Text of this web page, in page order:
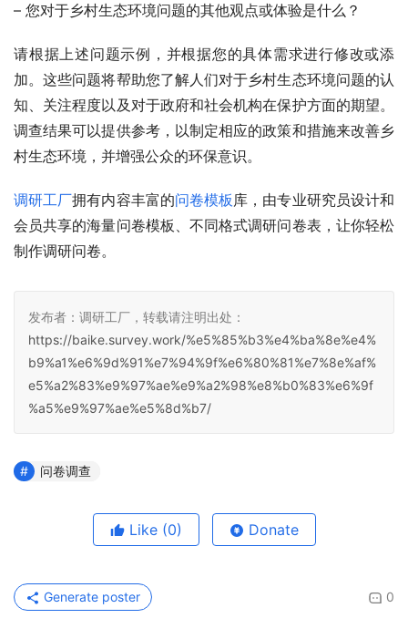
– 您对于乡村生态环境问题的其他观点或体验是什么？
请根据上述问题示例，并根据您的具体需求进行修改或添
加。这些问题将帮助您了解人们对于乡村生态环境问题的认
知、关注程度以及对于政府和社会机构在保护方面的期望。
调查结果可以提供参考，以制定相应的政策和措施来改善乡
村生态环境，并增强公众的环保意识。
调研工厂拥有内容丰富的问卷模板 库，由专业研究员设计和
会员共享的海量问卷模板、不同格式调研问卷表，让你轻松
制作调研问卷。
发布者：调研工厂，转载请注明出处：
https://baike.survey.work/%e5%85%b3%e4%ba%8e%e4%
b9%a1%e6%9d%91%e7%94%9f%e6%80%81%e7%8e%af%
e5%a2%83%e9%97%ae%e9%a2%98%e8%b0%83%e6%9f
%a5%e9%97%ae%e5%8d%b7/
问卷调查
Like (0) Donate
0
Generate poster